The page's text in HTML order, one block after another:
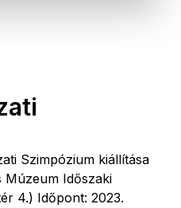
Szimpózium kiállítása
Múzeum Időszaki
4.) Időpont: 2023.